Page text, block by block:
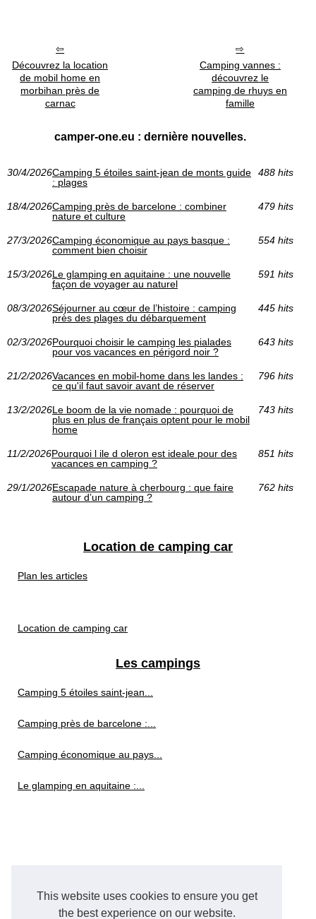
This website uses cookies to ensure you get
the best experience on our website.
Découvrez la location
de mobil home en
morbihan près de
carnac
Camping vannes :
découvrez le
camping de rhuys en
famille
camper-one.eu : dernière nouvelles.
30/4/2026Camping 5 étoiles saint-jean de monts guide
: plages
488 hits
18/4/2026Camping près de barcelone : combiner
nature et culture
479 hits
27/3/2026Camping économique au pays basque :
comment bien choisir
554 hits
15/3/2026Le glamping en aquitaine : une nouvelle
façon de voyager au naturel
591 hits
08/3/2026Séjourner au cœur de l’histoire : camping
près des plages du débarquement
445 hits
02/3/2026Pourquoi choisir le camping les pialades
pour vos vacances en périgord noir ?
643 hits
21/2/2026Vacances en mobil-home dans les landes :
ce qu'il faut savoir avant de réserver
796 hits
13/2/2026Le boom de la vie nomade : pourquoi de
plus en plus de français optent pour le mobil
home
743 hits
11/2/2026Pourquoi l ile d oleron est ideale pour des
vacances en camping ?
851 hits
29/1/2026Escapade nature à cherbourg : que faire
autour d’un camping ?
762 hits
Location de camping car
Plan les articles
Location de camping car
Les campings
Camping 5 étoiles saint-jean...
Camping près de barcelone :...
Camping économique au pays...
Le glamping en aquitaine :...